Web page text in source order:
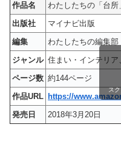
作品名
わたしたちの「台
出版社
マイナビ出版
編集
わたしたちの編集部
ジャンル 住まい・インテリア
ページ数 約144ページ
作品URL https://
発売日
2018年3月20日
ス